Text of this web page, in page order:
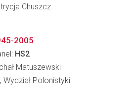
Chuszcz
2005
HS2
Matuszewski
Polonistyki